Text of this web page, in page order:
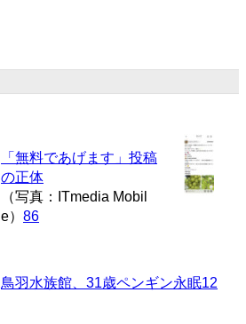
「無料であげます」投稿
の正体
（写真：ITmedia Mobil
e） 86
鳥羽水族館、31歳ペンギン永眠12